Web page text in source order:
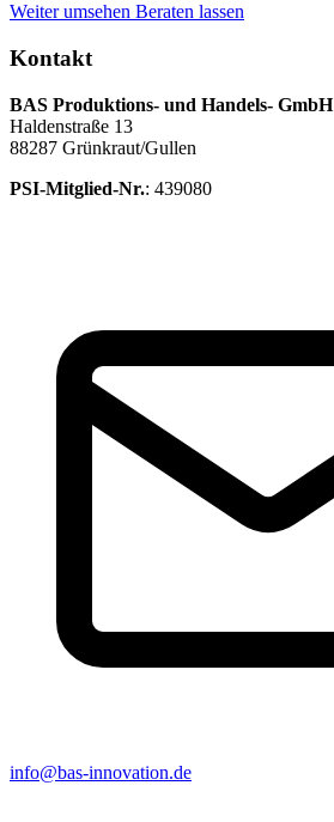
Weiter umsehen Beraten lassen
Kontakt
BAS Produktions- und Handels- GmbH
Haldenstraße 13
88287 Grünkraut/Gullen
PSI-Mitglied-Nr.: 439080
info@bas-innovation.de